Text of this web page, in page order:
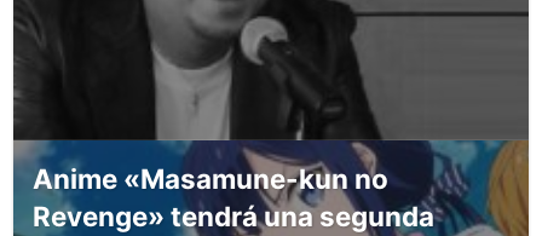
Anime «Masamune-kun no
Revenge» tendrá una segunda